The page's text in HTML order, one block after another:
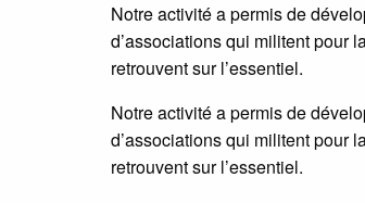
Notre activité a permis de
d’associations qui militent pour
retrouvent sur l’essentiel.
Notre activité a permis de
d’associations qui militent pour
retrouvent sur l’essentiel.